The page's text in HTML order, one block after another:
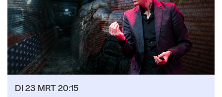
DI 23 MRT20:15